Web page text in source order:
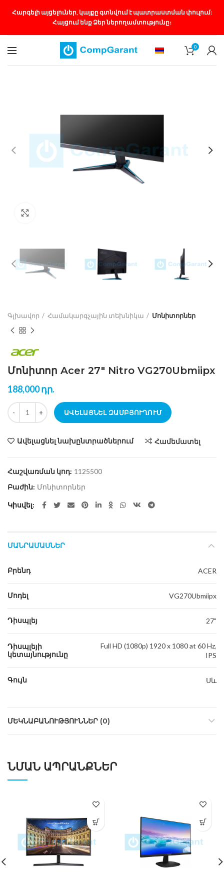
Հարգելի այցելուներ, կայքը գտնվում է պատրաստման փուլում:
Հայցում ենք Ձեր ներողամտությունը։
0
Գլխավոր Համակարգչային տեխնիկա Մոնիտորներ
Մոնիտոր Acer 27″ Nitro VG270Ubmiipx
188,000դր.
քանակ Մոնիտոր Acer 27" Nitro VG270Ubmiipx
ԱՎԵԼԱՑՆԵԼ ԶԱՄԲՅՈՒՂՈՒՄ
Ավելացնել նախընտրածներում Համեմատել
Հաշվառման կոդ: 1125500
Բաժին: Մոնիտորներ
Կիսվել
ՄԱՆՐԱՄԱՍՆԵՐ
Բրենդ ACER
Մոդել VG270Ubmiipx
Դիսպլեյ 27"
Դիսպլեյի
կետայնությունը
Full HD (1080p) 1920 x 1080 at 60 Hz,
IPS
Գույն Սև
ՄԵԿՆԱԲԱՆՈՒԹՅՈՒՆՆԵՐ (0)
ՆՄԱՆ ԱՊՐԱՆՔՆԵՐ